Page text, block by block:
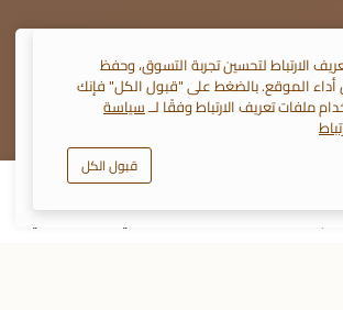
سلة التسوق تفضيلاتي حسابي
الارتباط لتحسين تجربة التسوق، وحفظ
أداء الموقع. بالضغط على "قبول الكل" فإنك
ملفات تعريف الارتباط وفقًا لــسياسة
قبول الكل